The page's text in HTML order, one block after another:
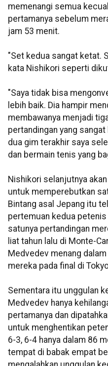
memenangi semua
pertamanya sebelum
jam 53 menit.
"Set kedua sangat ketat.
kata Nishikori seperti
"Saya tidak bisa
lebih baik. Dia hampir
membawanya menjadi
pertandingan yang
dua gim terakhir saya
dan bermain tenis yang
Nishikori selanjutnya
untuk memperebutkan
Bintang asal Jepang itu
pertemuan kedua
satunya pertandingan
liat tahun lalu di Monte-
Medvedev menang
mereka pada final di
Sementara itu unggulan
Medvedev hanya
pertamanya dan
untuk menghentikan
6-3, 6-4 hanya dalam 86
tempat di babak empat